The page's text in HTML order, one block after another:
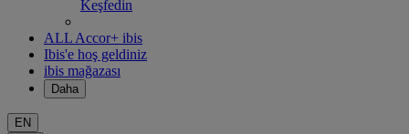
Keşfedin
ALL Accor+ ibis
Ibis'e hoş geldiniz
ibis mağazası
Daha
EN